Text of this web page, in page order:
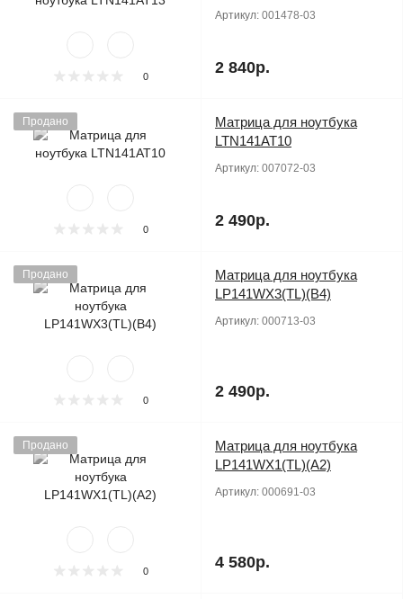
0
Артикул: 001478-03
2 840р.
Продано
0
Матрица для ноутбука
LTN141AT10
Артикул: 007072-03
2 490р.
Продано
0
Матрица для ноутбука
LP141WX3(TL)(B4)
Артикул: 000713-03
2 490р.
Продано
0
Матрица для ноутбука
LP141WX1(TL)(A2)
Артикул: 000691-03
4 580р.